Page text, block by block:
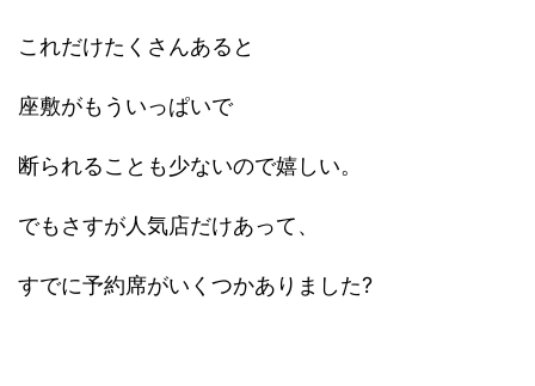
これだけたくさんあると
座敷がもういっぱいで
断られることも少ないので嬉しい。
でもさすが人気店だけあって、
すでに予約席がいくつかありました?